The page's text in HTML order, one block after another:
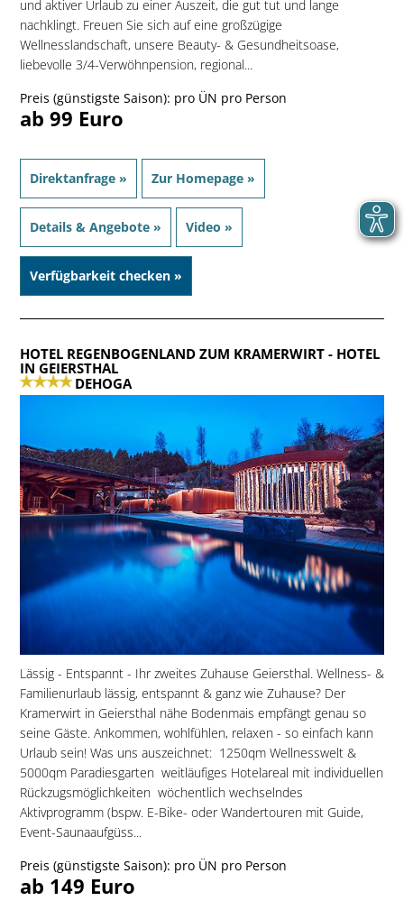
und aktiver Urlaub zu einer Auszeit, die gut tut und lange
nachklingt. Freuen Sie sich auf eine großzügige
Wellnesslandschaft, unsere Beauty- & Gesundheitsoase,
liebevolle 3/4-Verwöhnpension, regional...
Preis (günstigste Saison): pro ÜN pro Person
ab 99 Euro
Direktanfrage » Zur Homepage »
Details & Angebote » Video »
Verfügbarkeit checken »
HOTEL REGENBOGENLAND ZUM KRAMERWIRT- HOTEL
IN GEIERSTHAL
DEHOGA
Lässig - Entspannt - Ihr zweites Zuhause Geiersthal. Wellness- &
Familienurlaub lässig, entspannt & ganz wie Zuhause? Der
Kramerwirt in Geiersthal nähe Bodenmais empfängt genau so
seine Gäste. Ankommen, wohlfühlen, relaxen - so einfach kann
Urlaub sein! Was uns auszeichnet:  1250qm Wellnesswelt &
5000qm Paradiesgarten  weitläufiges Hotelareal mit individuellen
Rückzugsmöglichkeiten  wöchentlich wechselndes
Aktivprogramm (bspw. E-Bike- oder Wandertouren mit Guide,
Event-Saunaaufgüss...
Preis (günstigste Saison): pro ÜN pro Person
ab 149 Euro